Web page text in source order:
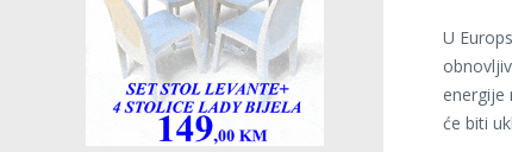
U
energije
će biti